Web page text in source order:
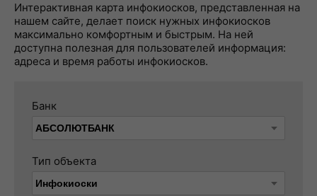
Интерактивная карта инфокиосков, представленная на
нашем сайте, делает поиск нужных инфокиосков
максимально комфортным и быстрым. На ней
доступна полезная для пользователей информация:
адреса и время работы инфокиосков.
Банк
Тип объекта